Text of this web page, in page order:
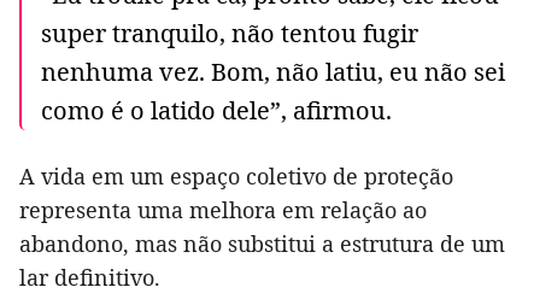
super tranquilo, não tentou fugir
nenhuma vez. Bom, não latiu, eu não sei
como é o latido dele”, afirmou.
A vida em um espaço coletivo de proteção
representa uma melhora em relação ao
abandono, mas não substitui a estrutura de um
lar definitivo.